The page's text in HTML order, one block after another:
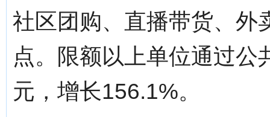
社区团购、直播带货、外
点。限额以上单位通过
元，增长156.1%。